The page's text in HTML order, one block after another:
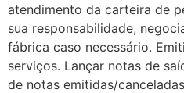
atendimento da carteira de
sua responsabilidade,
fábrica caso necessário.
serviços. Lançar notas de
de notas emitidas/